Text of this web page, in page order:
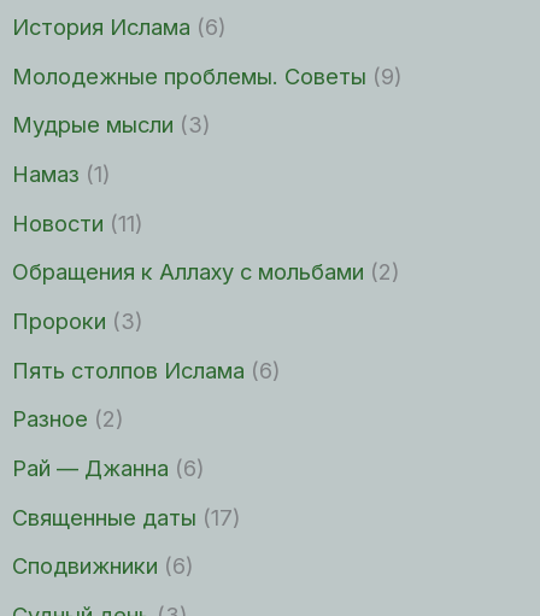
История Ислама (6)
Молодежные проблемы. Советы (9)
Мудрые мысли (3)
Намаз (1)
Новости (11)
Обращения к Аллаху с мольбами (2)
Пророки (3)
Пять столпов Ислама (6)
Разное (2)
Рай — Джанна (6)
Священные даты (17)
Сподвижники (6)